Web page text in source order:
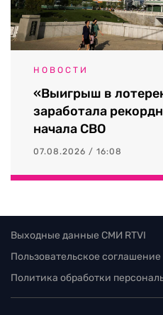
НОВОСТИ
«Выигрыш в
заработала
начала СВО
07.08.2026 / 16:08
Выходные данные СМИ RTVI
Пользовательское соглашение
Политика обработки